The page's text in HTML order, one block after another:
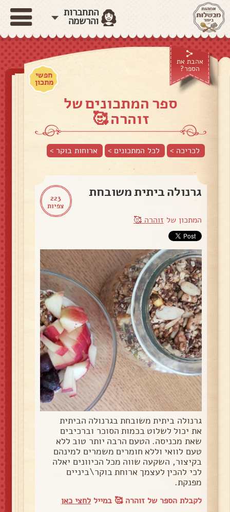
התחברות
והרשמה
אהבת את
הספר?
חפשי
מתכון
ספר המתכונים של
זוהרה 🥰
לכריכה > לכל המתכונים > ארוחות בוקר >
223
צפיות
גרנולה ביתית משובחת
המתכון של זוהרה 🥰
גרנולה ביתית משובחת בגרנולה הביתית
את יכול לשלוט בכמות הסוכר וברכיבים
שאת מכניסה. הטעם הרבה יותר טוב ללא
טעם לוואי וללא חומרים משמרים למינהם
בקיצור, השקעה שווה מכל הכיוונים יאלה
לכי להכין לעצמך ארוחת בוקר\ביניים
מפנקת.
לקבלת הספר של זוהרה 🥰 במייללחצי כאן